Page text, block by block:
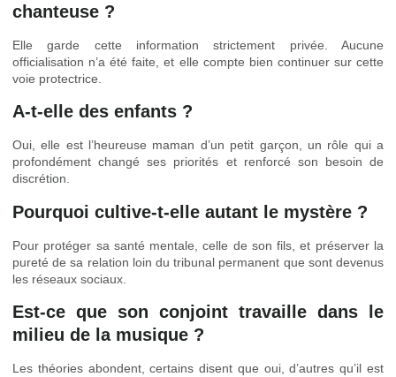
chanteuse ?
Elle garde cette information strictement privée. Aucune
officialisation n’a été faite, et elle compte bien continuer sur cette
voie protectrice.
A-t-elle des enfants ?
Oui, elle est l’heureuse maman d’un petit garçon, un rôle qui a
profondément changé ses priorités et renforcé son besoin de
discrétion.
Pourquoi cultive-t-elle autant le mystère ?
Pour protéger sa santé mentale, celle de son fils, et préserver la
pureté de sa relation loin du tribunal permanent que sont devenus
les réseaux sociaux.
Est-ce que son conjoint travaille dans le
milieu de la musique ?
Les théories abondent, certains disent que oui, d’autres qu’il est